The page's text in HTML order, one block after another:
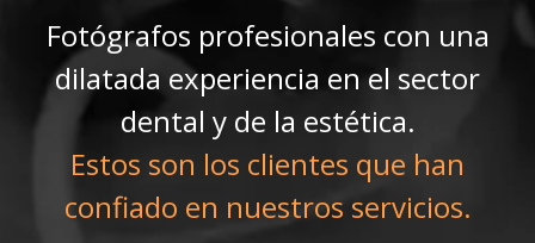
Fotógrafos profesionales con una
dilatada experiencia en el sector
dental y de la estética.
Estos son los clientes que han
confiado en nuestros servicios.